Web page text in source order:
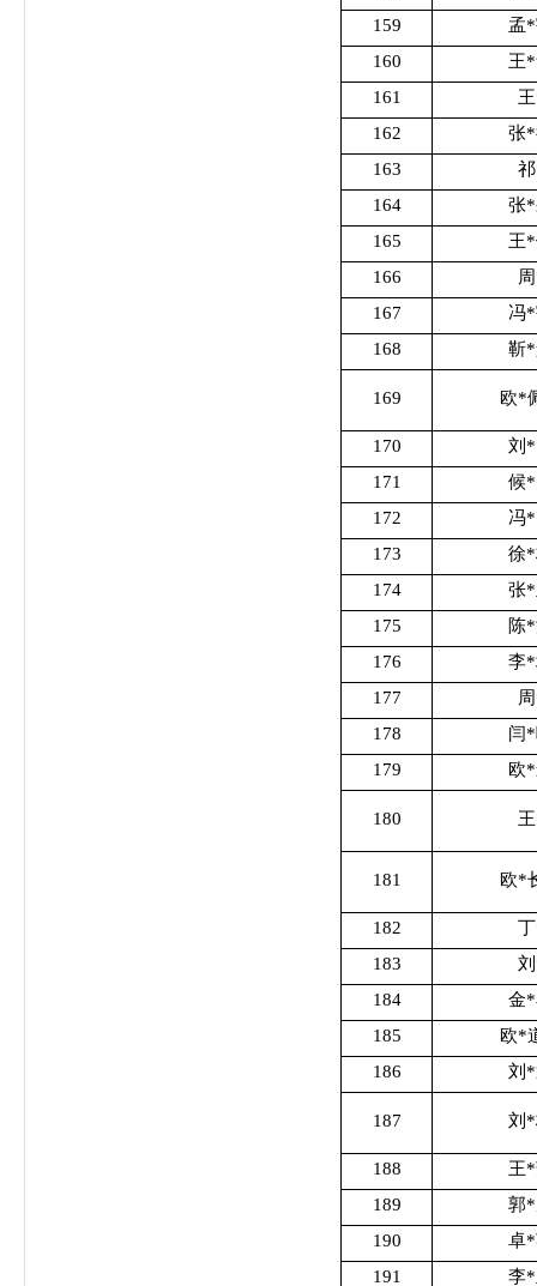
159
孟
160
王
161
162
张
163
164
张
165
王
166
167
冯
168
靳
169 欧*
170
刘
171
候
172
冯
173
徐
174
张
175
陈
176
李
177
178
闫
179
欧
180
181 欧*
182
183
184
金
185
欧*
186
刘
187 刘
188
王
189
郭
190
卓
191
李